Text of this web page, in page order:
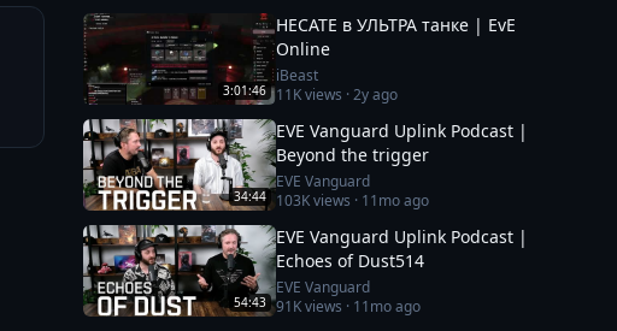
3:01:46
HECATE в УЛЬТРА танке | EvE
Online
iBeast
11Kviews ·2y ago
34:44
EVE Vanguard Uplink Podcast |
Beyond the trigger
EVE Vanguard
103Kviews · 11mo ago
54:43
EVE Vanguard Uplink Podcast |
Echoes of Dust514
EVE Vanguard
91Kviews · 11mo ago